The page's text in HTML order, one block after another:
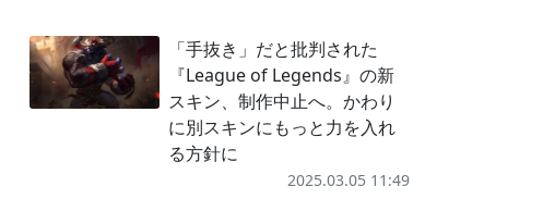
「手抜き」だと批判された
『League of Legends』の新
スキン、制作中止へ。かわり
に別スキンにもっと力を入れ
る方針に
2025.03.05 11:49